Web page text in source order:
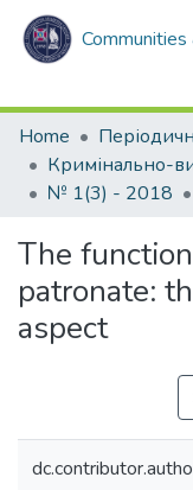
Home
№ 1(3) - 2018
The
patronate:
aspect